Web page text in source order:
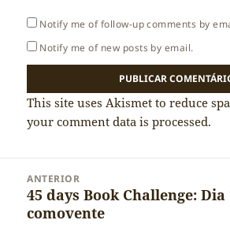
Notify me of follow-up comments by
Notify me of new posts by email.
This site uses Akismet to reduce
your comment data is processed.
artigos
ANTERIOR
Artigo
anterior:
45 days Book Challenge:
comovente